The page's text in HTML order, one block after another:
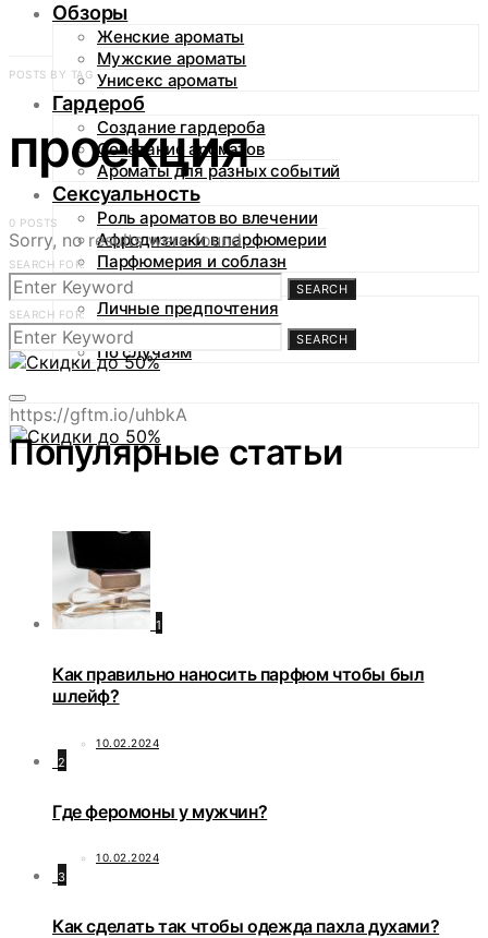
Обзоры
Женские ароматы
Мужские ароматы
Унисекс ароматы
Гардероб
Создание гардероба
Сочетание ароматов
Ароматы для разных событий
Сексуальность
Роль ароматов во влечении
Афродизиаки в парфюмерии
Парфюмерия и соблазн
Аромагид
Личные предпочтения
По сезонам
По случаям
https://gftm.io/uhbkA
POSTS BY TAG
проекция
0 POSTS
Sorry, no results were found.
SEARCH FOR:
SEARCH
SEARCH FOR:
SEARCH
Популярные статьи
1
Как правильно наносить парфюм чтобы был
шлейф?
10.02.2024
2
Где феромоны у мужчин?
10.02.2024
3
Как сделать так чтобы одежда пахла духами?